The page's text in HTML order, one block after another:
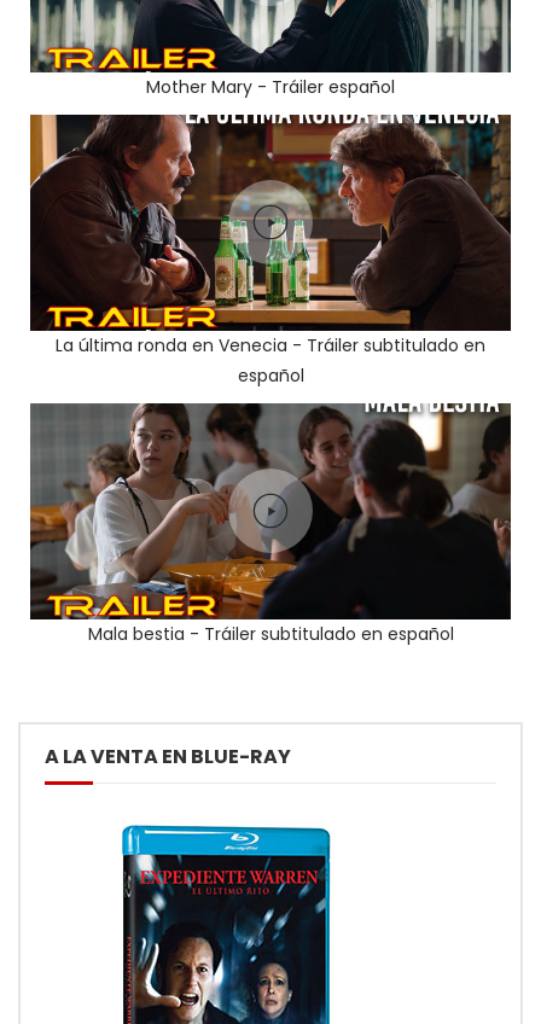
Mother Mary - Tráiler español
La última ronda en Venecia - Tráiler subtitulado en
español
Mala bestia - Tráiler subtitulado en español
A LA VENTA EN BLUE-RAY